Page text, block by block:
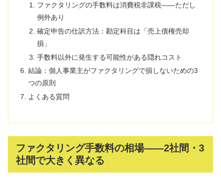
ファクタリングの手数料は消費税非課税——ただし
例外あり
確定申告の仕訳方法：勘定科目は「売上債権売却
損」
手数料以外に発生する可能性がある隠れコスト
結論：個人事業主がファクタリングで損しないための3
つの原則
よくある質問
ファクタリング手数料の相場——2社間・3
社間で大きく異なる